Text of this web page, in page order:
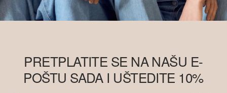
PRETPLATITE SE NA NAŠU E-
POŠTU SADA I UŠTEDITE 10%